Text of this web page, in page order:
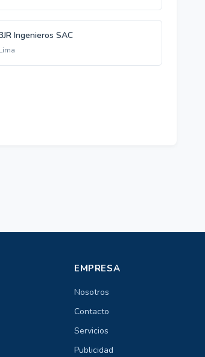
Ingenieros SAC
Lima
EMPRESA
Nosotros
Contacto
Servicios
Publicidad